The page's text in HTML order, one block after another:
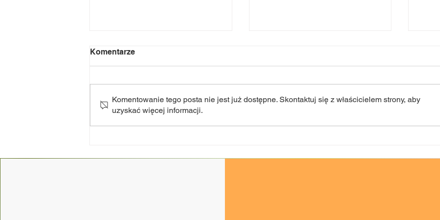
NOC Świętojańska 2k26
„Dziecięca Moc Sceny” -
Komentarze
Komentowanie tego posta nie jest już dostępne. Skontaktuj się z właścicielem strony, aby
uzyskać więcej informacji.